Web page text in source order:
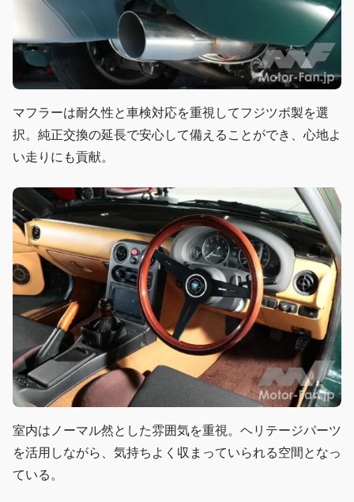
マフラーは耐久性と車検対応を重視してフジツボ製を選
択。純正交換の延長で安心して備えることができ、心地よ
い走りにも貢献。
室内はノーマル然とした雰囲気を重視。ヘリテージパーツ
を活用しながら、気持ちよく収まっていられる空間となっ
ている。